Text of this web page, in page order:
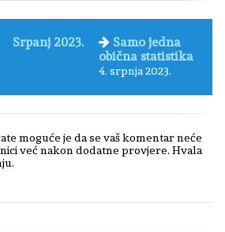
Srpanj 2023.
Samo jedna
obična statistika
4. srpnja 2023.
moguće je da se vaš komentar neće
već nakon dodatne provjere. Hvala